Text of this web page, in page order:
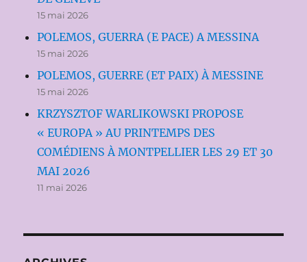
15 mai 2026
POLEMOS, GUERRA (E PACE) A MESSINA
15 mai 2026
POLEMOS, GUERRE (ET PAIX) À MESSINE
15 mai 2026
KRZYSZTOF WARLIKOWSKI PROPOSE
« EUROPA » AU PRINTEMPS DES
COMÉDIENS À MONTPELLIER LES 29 ET 30
MAI 2026
11 mai 2026